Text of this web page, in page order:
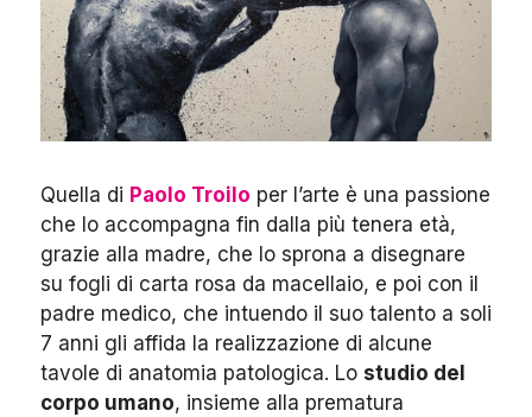
Quella di Paolo Troilo per l’arte è una passione
che lo accompagna fin dalla più tenera età,
grazie alla madre, che lo sprona a disegnare
su fogli di carta rosa da macellaio, e poi con il
padre medico, che intuendo il suo talento a soli
7 anni gli affida la realizzazione di alcune
tavole di anatomia patologica. Lo studio del
corpo umano, insieme alla prematura